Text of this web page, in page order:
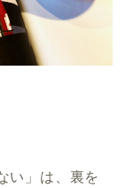
い」は、裏を